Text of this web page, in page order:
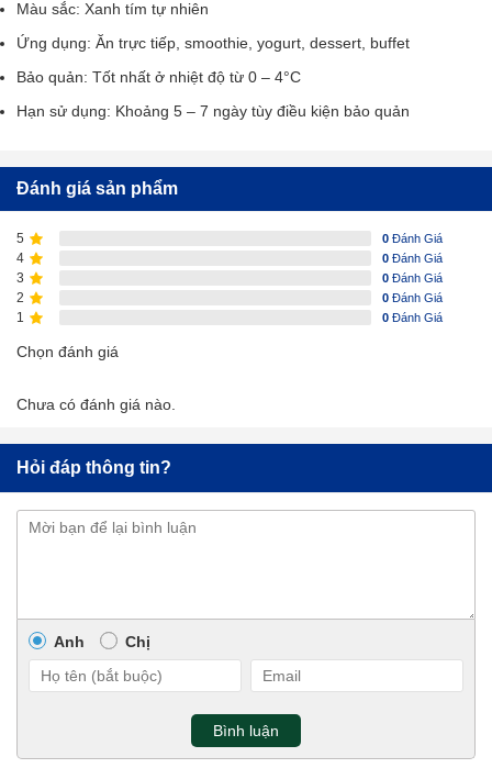
Màu sắc: Xanh tím tự nhiên
Ứng dụng: Ăn trực tiếp, smoothie, yogurt, dessert, buffet
Bảo quản: Tốt nhất ở nhiệt độ từ 0 – 4°C
Hạn sử dụng: Khoảng 5 – 7 ngày tùy điều kiện bảo quản
Đánh giá sản phẩm
5 0 Đánh Giá
4 0 Đánh Giá
3 0 Đánh Giá
2 0 Đánh Giá
1 0 Đánh Giá
Chọn đánh giá
Chưa có đánh giá nào.
Hỏi đáp thông tin?
Anh Chị
Bình luận